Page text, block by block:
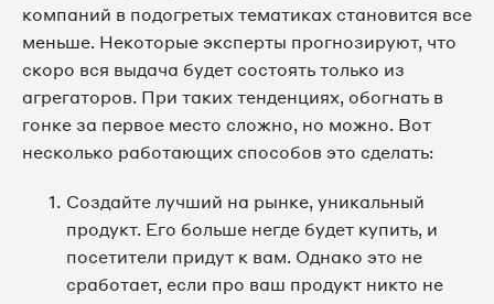
компаний в подогретых тематиках становится все
меньше. Некоторые эксперты прогнозируют, что
скоро вся выдача будет состоять только из
агрегаторов. При таких тенденциях, обогнать в
гонке за первое место сложно, но можно. Вот
несколько работающих способов это сделать:
Создайте лучший на рынке, уникальный
продукт. Его больше негде будет купить, и
посетители придут к вам. Однако это не
сработает, если про ваш продукт никто не